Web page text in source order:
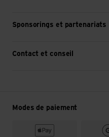
Sponsorings et partenariats
Contact et conseil
Modes de paiement